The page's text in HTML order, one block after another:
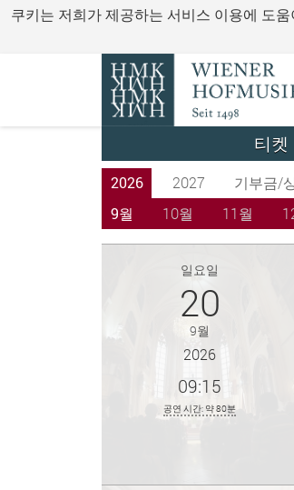
쿠키는 저희가 제공하는 서비스 이용에 도
티켓
2026 2027 기부금/
9월
10월 11월
일요일
20
9월
2026
09:15
공연 시간: 약 80분